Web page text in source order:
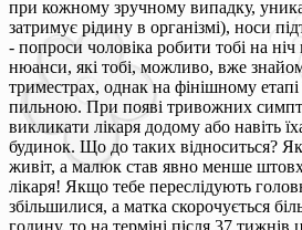
при кожному зручному випадку,
затримує рідину в організмі), носи
- попроси чоловіка робити тобі на
нюанси, які тобі, можливо, вже
триместрах, однак на фінішному
пильною. При появі тривожних
викликати лікаря додому або навіть
будинок. Що до таких відноситься?
живіт, а малюк став явно менше
лікаря! Якщо тебе переслідують
збільшилися, а матка скорочується
годину, то на терміні після 37 тижнів